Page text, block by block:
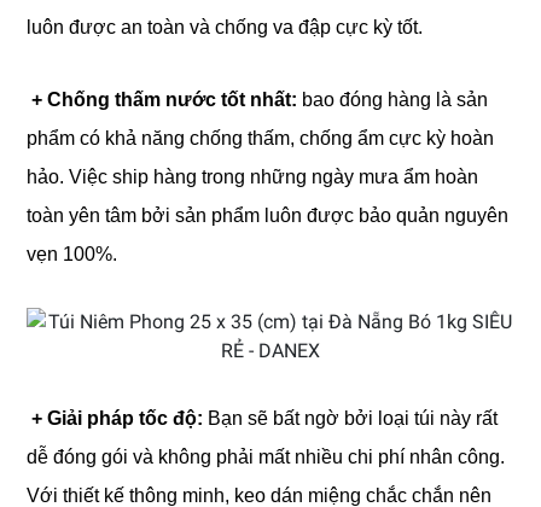
luôn được an toàn và chống va đập cực kỳ tốt.
+ Chống thấm nước tốt nhất: bao đóng hàng là sản
phẩm có khả năng chống thấm, chống ẩm cực kỳ hoàn
hảo. Việc ship hàng trong những ngày mưa ẩm hoàn
toàn yên tâm bởi sản phẩm luôn được bảo quản nguyên
vẹn 100%.
+ Giải pháp tốc độ: Bạn sẽ bất ngờ bởi loại túi này rất
dễ đóng gói và không phải mất nhiều chi phí nhân công.
Với thiết kế thông minh, keo dán miệng chắc chắn nên